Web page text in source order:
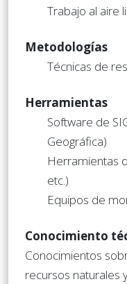
Trabajo al aire
Metodologías
Técnicas de
Herramientas
Software de
Geográfica)
Herramientas
etc.)
Equipos de
Conocimiento
Conocimientos
recursos naturales